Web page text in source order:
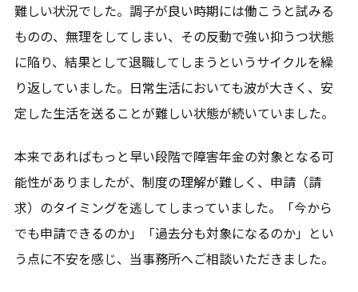
難しい状況でした。調子が良い時期には働こうと試みる
ものの、無理をしてしまい、その反動で強い抑うつ状態
に陥り、結果として退職してしまうというサイクルを繰
り返していました。日常生活においても波が大きく、安
定した生活を送ることが難しい状態が続いていました。
本来であればもっと早い段階で障害年金の対象となる可
能性がありましたが、制度の理解が難しく、申請（請
求）のタイミングを逃してしまっていました。「今から
でも申請できるのか」「過去分も対象になるのか」とい
う点に不安を感じ、当事務所へご相談いただきました。